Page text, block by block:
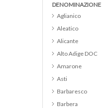
DENOMINAZIONE
Aglianico
Aleatico
Alicante
Alto Adige DOC
Amarone
Asti
Barbaresco
Barbera